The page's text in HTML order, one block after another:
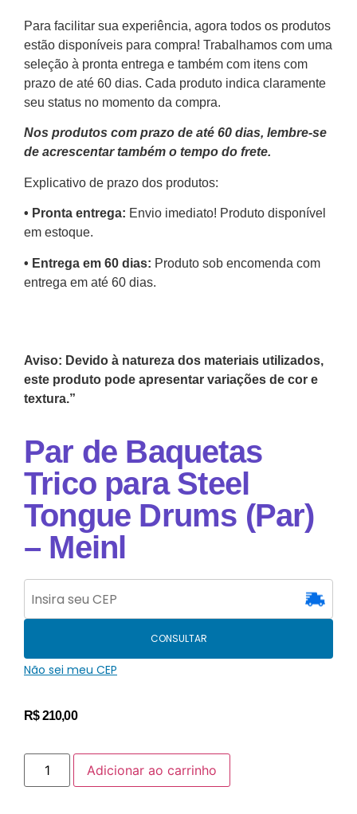
Para facilitar sua experiência, agora todos os produtos
estão disponíveis para compra! Trabalhamos com uma
seleção à pronta entrega e também com itens com
prazo de até 60 dias. Cada produto indica claramente
seu status no momento da compra.
Nos produtos com prazo de até 60 dias, lembre-se
de acrescentar também o tempo do frete.
Explicativo de prazo dos produtos:
•⁠ ⁠Pronta entrega: Envio imediato! Produto disponível
em estoque.
•⁠ Entrega em 60 dias: Produto sob encomenda com
entrega em até 60 dias.
Aviso: Devido à natureza dos materiais utilizados,
este produto pode apresentar variações de cor e
textura.”
Par de Baquetas
Trico para Steel
Tongue Drums (Par)
– Meinl
CONSULTAR
Não sei meu CEP
R$210,00
Adicionar ao carrinho